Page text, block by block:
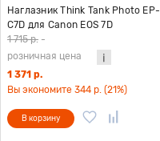
Наглазник Think Tank Photo EP-
C7D для Canon EOS 7D
(Hydrophobia 300-600 V2.0, 70-
200, Hydrophobia Flash 70-200)
для дождевого чехла
1 715 р. -
розничная цена
1 371 р.
Вы экономите 344 р. (21%)
В корзину